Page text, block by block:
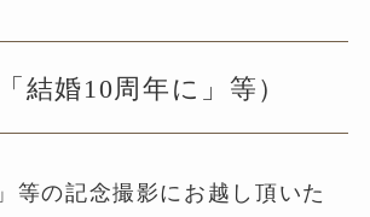
結婚10周年に」等）
等の記念撮影にお越し頂いた